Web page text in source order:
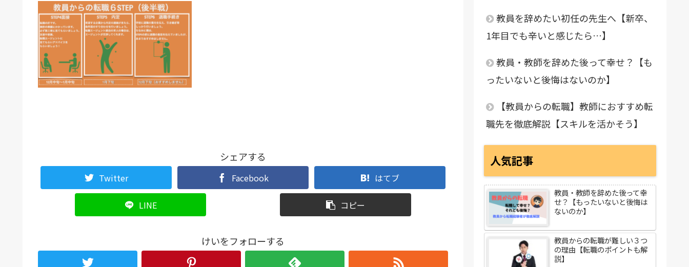
シェアする
Twitter Facebook はてブ
LINE コピー
けいをフォローする
教員を辞めたい初任の先生へ【新卒、
1年目でも辛いと感じたら…】
教員・教師を辞めた後って幸せ？【も
ったいないと後悔はないのか】
【教員からの転職】教師におすすめ転
職先を徹底解説【スキルを活かそう】
人気記事
教員・教師を辞めた後って幸
せ？【もったいないと後悔は
ないのか】
教員からの転職が難しい３つ
の理由【転職のポイントも解
説】